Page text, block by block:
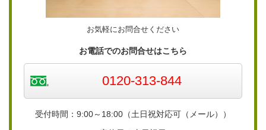
お気軽にお問合せください
お電話でのお問合せはこちら
0120-313-844
受付時間：9:00～18:00（土日祝対応可（メール））